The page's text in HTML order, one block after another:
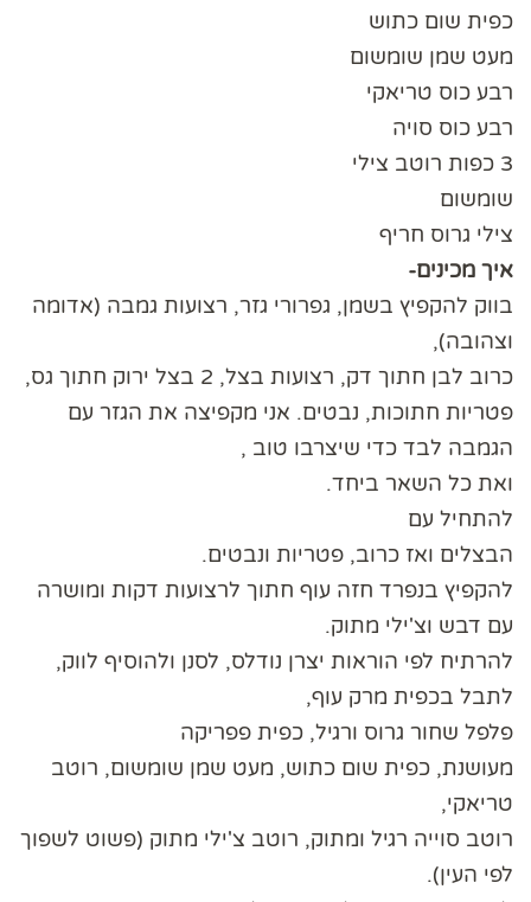
כפית שום כתוש
מעט שמן שומשום
רבע כוס טריאקי
רבע כוס סויה
3 כפות רוטב צילי
שומשום
צילי גרוס חריף
איך מכינים-
בווק להקפיץ בשמן, גפרורי גזר, רצועות גמבה (אדומה
וצהובה),
כרוב לבן חתוך דק, רצועות בצל, 2 בצל ירוק חתוך גס,
פטריות חתוכות, נבטים. אני מקפיצה את הגזר עם
הגמבה לבד כדי שיצרבו טוב ,
ואת כל השאר ביחד.
להתחיל עם
הבצלים ואז כרוב, פטריות ונבטים.
להקפיץ בנפרד חזה עוף חתוך לרצועות דקות ומושרה
עם דבש וצ'ילי מתוק.
להרתיח לפי הוראות יצרן נודלס, לסנן ולהוסיף לווק,
לתבל בכפית מרק עוף,
פלפל שחור גרוס ורגיל, כפית פפריקה
מעושנת, כפית שום כתוש, מעט שמן שומשום, רוטב
טריאקי,
רוטב סוייה רגיל ומתוק, רוטב צ'ילי מתוק (פשוט לשפוך
לפי העין).